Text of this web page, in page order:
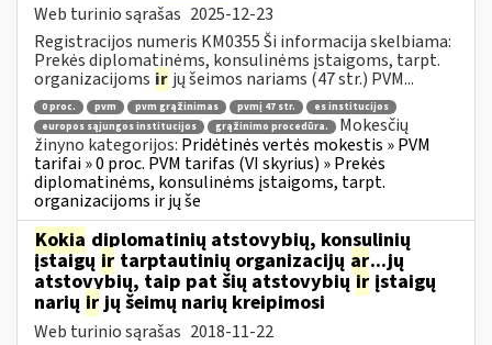
Web turinio sąrašas 2025-12-23
Registracijos numeris KM0355 Ši informacija skelbiama:
Prekės diplomatinėms, konsulinėms įstaigoms, tarpt.
organizacijoms ir jų šeimos nariams (47 str.) PVM...
0 proc. pvm pvm grąžinimas pvmį 47 str.
es institucijos
europos sąjungos institucijos
grąžinimo procedūra.
Mokesčių
žinyno kategorijos: Pridėtinės vertės mokestis » PVM
tarifai » 0 proc. PVM tarifas (VI skyrius) » Prekės
diplomatinėms, konsulinėms įstaigoms, tarpt.
organizacijoms ir jų še
Kokia diplomatinių atstovybių, konsulinių
įstaigų ir tarptautinių organizacijų ar...jų
atstovybių, taip pat šių atstovybiųir įstaigų
narių irjų šeimų narių kreipimosi
Web turinio sąrašas 2018-11-22